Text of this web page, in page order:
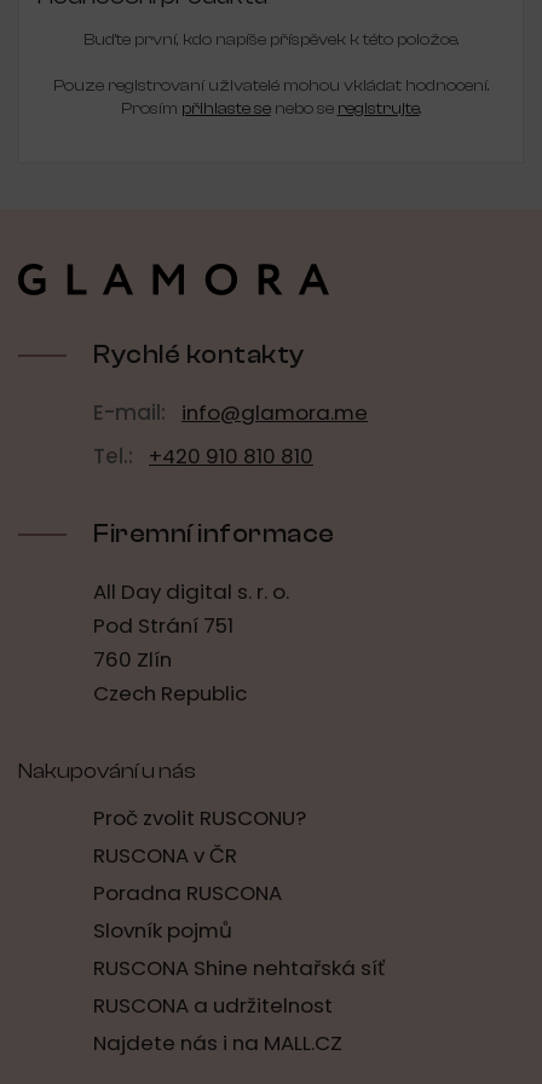
Buďte první, kdo napíše příspěvek k této položce.
Pouze registrovaní uživatelé mohou vkládat hodnocení.
Prosím přihlaste senebo se registrujte.
Rychlé kontakty
E-mail:
info@glamora.me
Tel.:
+420 910 810 810
Firemní informace
All Day digital s. r. o.
Pod Strání 751
760 Zlín
Czech Republic
Nakupování u nás
Proč zvolit RUSCONU?
RUSCONA v ČR
Poradna RUSCONA
Slovník pojmů
RUSCONA Shine nehtařská síť
RUSCONA a udržitelnost
Najdete nás i na MALL.CZ